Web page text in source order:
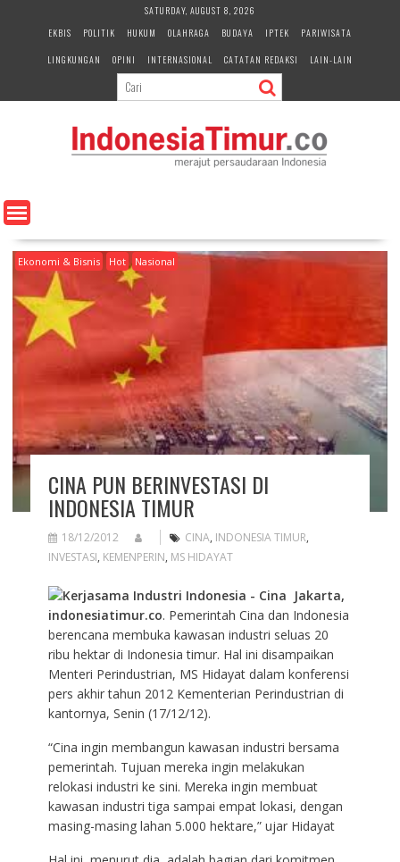
e
n
SATURDAY, AUGUST 8, 2026
EKBIS
POLITIK HUKUM OLAHRAGA BUDAYA IPTEK
PARIWISATA
LINGKUNGAN
OPINI INTERNASIONAL CATATAN REDAKSI LAIN-LAIN
Ekonomi & Bisnis Hot Nasional
CINA PUN BERINVESTASI DI
INDONESIA TIMUR
18/12/2012 CINA, INDONESIA TIMUR,
INVESTASI, KEMENPERIN, MS HIDAYAT
Jakarta,
indonesiatimur.co. Pemerintah Cina dan Indonesia
berencana membuka kawasan industri seluas 20
ribu hektar di Indonesia timur. Hal ini disampaikan
Menteri Perindustrian, MS Hidayat dalam konferensi
pers akhir tahun 2012 Kementerian Perindustrian di
kantornya, Senin (17/12/12).
“Cina ingin membangun kawasan industri bersama
pemerintah. Tujuan mereka ingin melakukan
relokasi industri ke sini. Mereka ingin membuat
kawasan industri tiga sampai empat lokasi, dengan
masing-masing lahan 5.000 hektare,” ujar Hidayat